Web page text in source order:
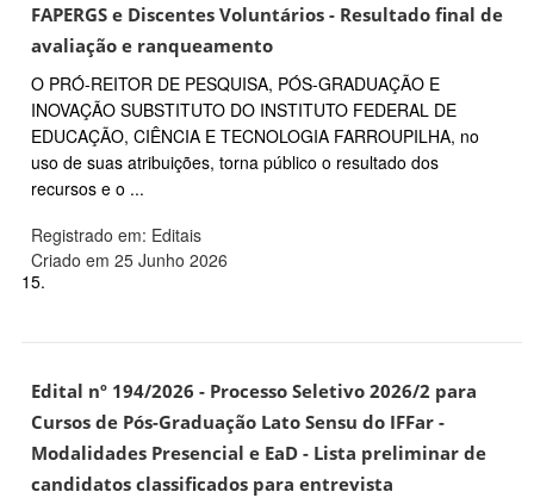
FAPERGS e Discentes Voluntários - Resultado final de
avaliação e ranqueamento
O PRÓ-REITOR DE PESQUISA, PÓS-GRADUAÇÃO E
INOVAÇÃO SUBSTITUTO DO INSTITUTO FEDERAL DE
EDUCAÇÃO, CIÊNCIA E TECNOLOGIA FARROUPILHA, no
uso de suas atribuições, torna público o resultado dos
recursos e o ...
Registrado em: Editais
Criado em 25 Junho 2026
15.
Edital nº 194/2026 - Processo Seletivo 2026/2 para
Cursos de Pós-Graduação Lato Sensu do IFFar -
Modalidades Presencial e EaD - Lista preliminar de
candidatos classificados para entrevista